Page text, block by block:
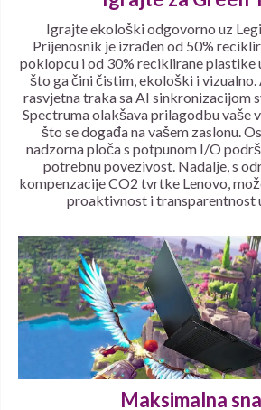
Igrajte ekološki odgovorno uz
Prijenosnik je izrađen od 50%
poklopcu i od 30% reciklirane plastike
što ga čini čistim, ekološki i
rasvjetna traka sa AI sinkronizacijom
Spectruma olakšava prilagodbu vaše
što se događa na vašem zaslonu.
nadzorna ploča s potpunom I/O
potrebnu povezivost. Nadalje, s
kompenzacije CO2 tvrtke Lenovo,
proaktivnost i transparentnost
Maksimalna